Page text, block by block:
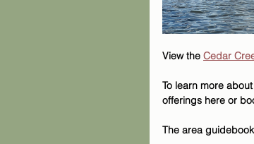
View the Cedar
To learn more
offerings here or
The area